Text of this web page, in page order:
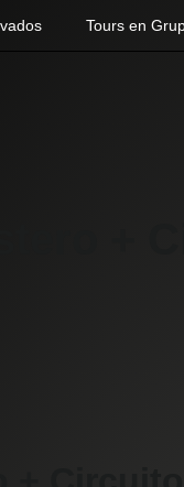
Tours en
+